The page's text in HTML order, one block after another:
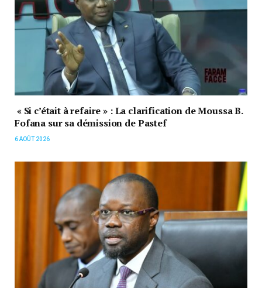
« Si c’était à refaire » : La clarification de Moussa B.
Fofana sur sa démission de Pastef
6 AOÛT 2026